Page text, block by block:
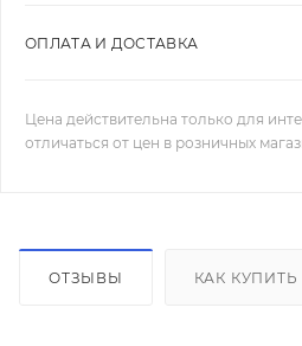
ОПЛАТА И ДОСТАВКА
Цена действительна только для
отличаться от цен в розничных
ОТЗЫВЫ КАК КУПИТЬ